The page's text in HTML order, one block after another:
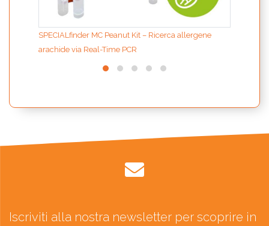
SPECIALfinder MC Peanut Kit – Ricerca allergene
arachide via Real-Time PCR
Iscriviti alla nostra newsletter per scoprire in